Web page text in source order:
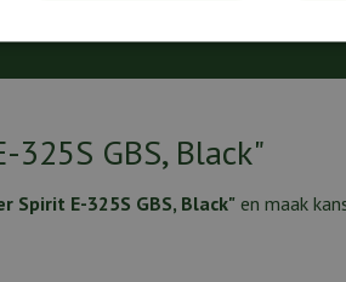
GBS, Black"
Spirit E-325S GBS, Black" en maak